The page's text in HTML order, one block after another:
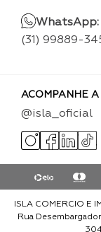
WhatsApp:
(31) 99889-
ACOMPANHE A
@isla_oficial
ISLA COMERCIO E
Rua